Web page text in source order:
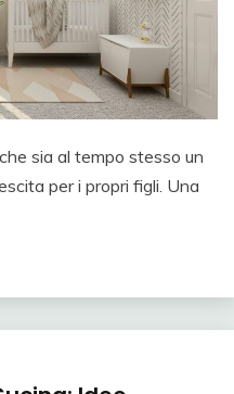
sia al tempo stesso un
per i propri figli. Una